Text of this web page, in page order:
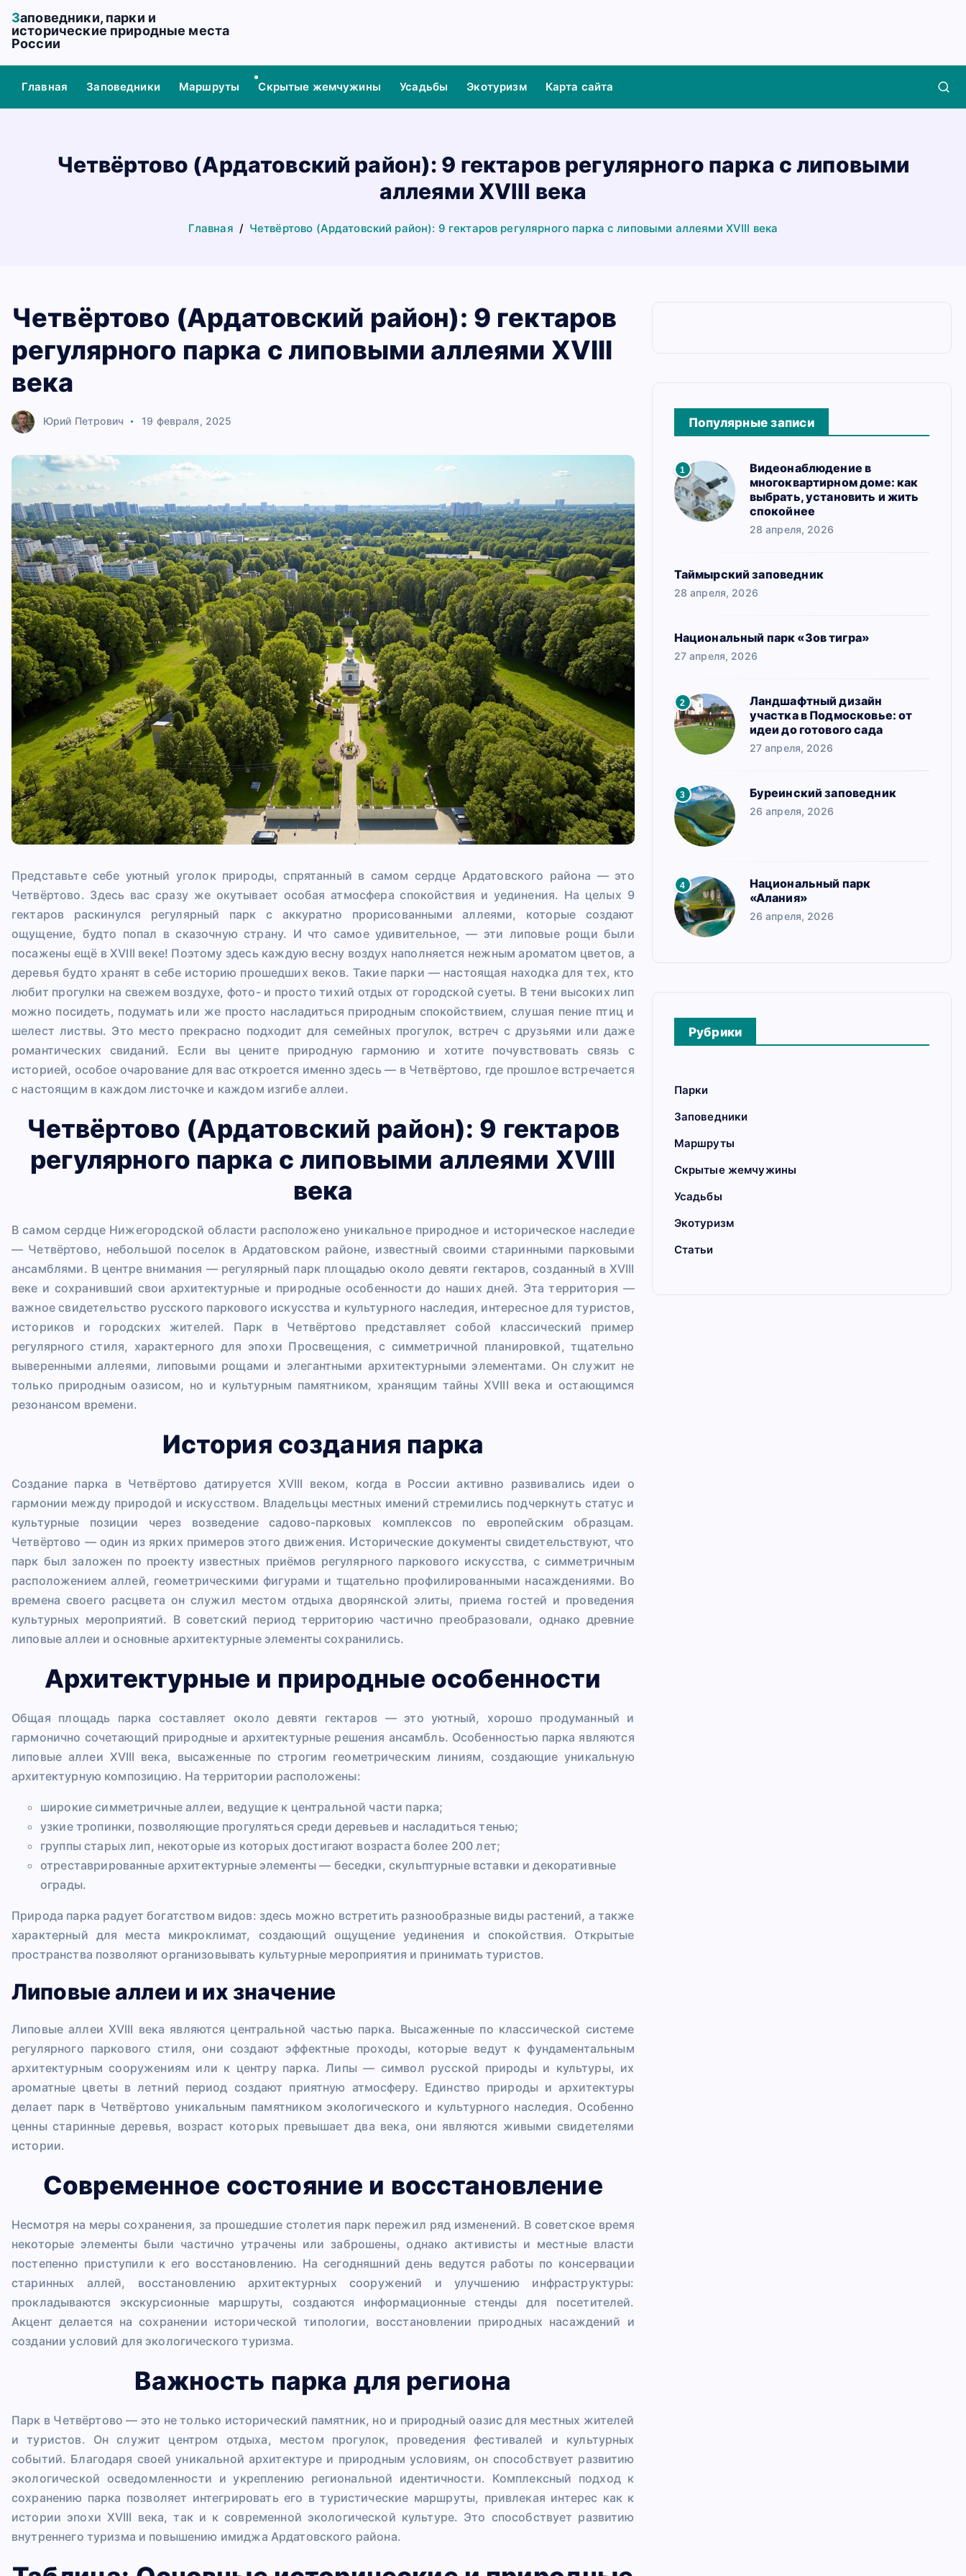
е
Заповедники, парки и
исторические природные места
России
Главная Заповедники Маршруты Скрытые жемчужины Усадьбы Экотуризм Карта сайта
Четвёртово (Ардатовский район): 9 гектаров регулярного парка с липовыми
аллеями XVIII века
Главная Четвёртово (Ардатовский район): 9 гектаров регулярного парка с липовыми аллеями XVIII века
Четвёртово (Ардатовский район): 9 гектаров
регулярного парка с липовыми аллеями XVIII
века
Юрий Петрович 19 февраля, 2025
Представьте себе уютный уголок природы, спрятанный в самом сердце Ардатовского района — это
Четвёртово. Здесь вас сразу же окутывает особая атмосфера спокойствия и уединения. На целых 9
гектаров раскинулся регулярный парк с аккуратно прорисованными аллеями, которые создают
ощущение, будто попал в сказочную страну. И что самое удивительное, — эти липовые рощи были
посажены ещё в XVIII веке! Поэтому здесь каждую весну воздух наполняется нежным ароматом цветов, а
деревья будто хранят в себе историю прошедших веков. Такие парки — настоящая находка для тех, кто
любит прогулки на свежем воздухе, фото- и просто тихий отдых от городской суеты. В тени высоких лип
можно посидеть, подумать или же просто насладиться природным спокойствием, слушая пение птиц и
шелест листвы. Это место прекрасно подходит для семейных прогулок, встреч с друзьями или даже
романтических свиданий. Если вы цените природную гармонию и хотите почувствовать связь с
историей, особое очарование для вас откроется именно здесь — в Четвёртово, где прошлое встречается
с настоящим в каждом листочке и каждом изгибе аллеи.
Четвёртово (Ардатовский район): 9 гектаров
регулярного парка с липовыми аллеями XVIII
века
В самом сердце Нижегородской области расположено уникальное природное и историческое наследие
— Четвёртово, небольшой поселок в Ардатовском районе, известный своими старинными парковыми
ансамблями. В центре внимания — регулярный парк площадью около девяти гектаров, созданный в XVIII
веке и сохранивший свои архитектурные и природные особенности до наших дней. Эта территория —
важное свидетельство русского паркового искусства и культурного наследия, интересное для туристов,
историков и городских жителей. Парк в Четвёртово представляет собой классический пример
регулярного стиля, характерного для эпохи Просвещения, с симметричной планировкой, тщательно
выверенными аллеями, липовыми рощами и элегантными архитектурными элементами. Он служит не
только природным оазисом, но и культурным памятником, хранящим тайны XVIII века и остающимся
резонансом времени.
История создания парка
Создание парка в Четвёртово датируется XVIII веком, когда в России активно развивались идеи о
гармонии между природой и искусством. Владельцы местных имений стремились подчеркнуть статус и
культурные позиции через возведение садово-парковых комплексов по европейским образцам.
Четвёртово — один из ярких примеров этого движения. Исторические документы свидетельствуют, что
парк был заложен по проекту известных приёмов регулярного паркового искусства, с симметричным
расположением аллей, геометрическими фигурами и тщательно профилированными насаждениями. Во
времена своего расцвета он служил местом отдыха дворянской элиты, приема гостей и проведения
культурных мероприятий. В советский период территорию частично преобразовали, однако древние
липовые аллеи и основные архитектурные элементы сохранились.
Архитектурные и природные особенности
Общая площадь парка составляет около девяти гектаров — это уютный, хорошо продуманный и
гармонично сочетающий природные и архитектурные решения ансамбль. Особенностью парка являются
липовые аллеи XVIII века, высаженные по строгим геометрическим линиям, создающие уникальную
архитектурную композицию. На территории расположены:
широкие симметричные аллеи, ведущие к центральной части парка;
узкие тропинки, позволяющие прогуляться среди деревьев и насладиться тенью;
группы старых лип, некоторые из которых достигают возраста более 200 лет;
отреставрированные архитектурные элементы — беседки, скульптурные вставки и декоративные
ограды.
Природа парка радует богатством видов: здесь можно встретить разнообразные виды растений, а также
характерный для места микроклимат, создающий ощущение уединения и спокойствия. Открытые
пространства позволяют организовывать культурные мероприятия и принимать туристов.
Липовые аллеи и их значение
Липовые аллеи XVIII века являются центральной частью парка. Высаженные по классической системе
регулярного паркового стиля, они создают эффектные проходы, которые ведут к фундаментальным
архитектурным сооружениям или к центру парка. Липы — символ русской природы и культуры, их
ароматные цветы в летний период создают приятную атмосферу. Единство природы и архитектуры
делает парк в Четвёртово уникальным памятником экологического и культурного наследия. Особенно
ценны старинные деревья, возраст которых превышает два века, они являются живыми свидетелями
истории.
Современное состояние и восстановление
Несмотря на меры сохранения, за прошедшие столетия парк пережил ряд изменений. В советское время
некоторые элементы были частично утрачены или заброшены, однако активисты и местные власти
постепенно приступили к его восстановлению. На сегодняшний день ведутся работы по консервации
старинных аллей, восстановлению архитектурных сооружений и улучшению инфраструктуры:
прокладываются экскурсионные маршруты, создаются информационные стенды для посетителей.
Акцент делается на сохранении исторической типологии, восстановлении природных насаждений и
создании условий для экологического туризма.
Важность парка для региона
Парк в Четвёртово — это не только исторический памятник, но и природный оазис для местных жителей
и туристов. Он служит центром отдыха, местом прогулок, проведения фестивалей и культурных
событий. Благодаря своей уникальной архитектуре и природным условиям, он способствует развитию
экологической осведомленности и укреплению региональной идентичности. Комплексный подход к
сохранению парка позволяет интегрировать его в туристические маршруты, привлекая интерес как к
истории эпохи XVIII века, так и к современной экологической культуре. Это способствует развитию
внутреннего туризма и повышению имиджа Ардатовского района.
Популярные записи
1
Видеонаблюдение в
многоквартирном доме: как
выбрать, установить и жить
спокойнее
28 апреля, 2026
Таймырский заповедник
28 апреля, 2026
Национальный парк «Зов тигра»
27 апреля, 2026
2
Ландшафтный дизайн
участка в Подмосковье: от
идеи до готового сада
27 апреля, 2026
3 Буреинский заповедник
26 апреля, 2026
4
Национальный парк
«Алания»
26 апреля, 2026
Рубрики
Парки
Заповедники
Маршруты
Скрытые жемчужины
Усадьбы
Экотуризм
Статьи